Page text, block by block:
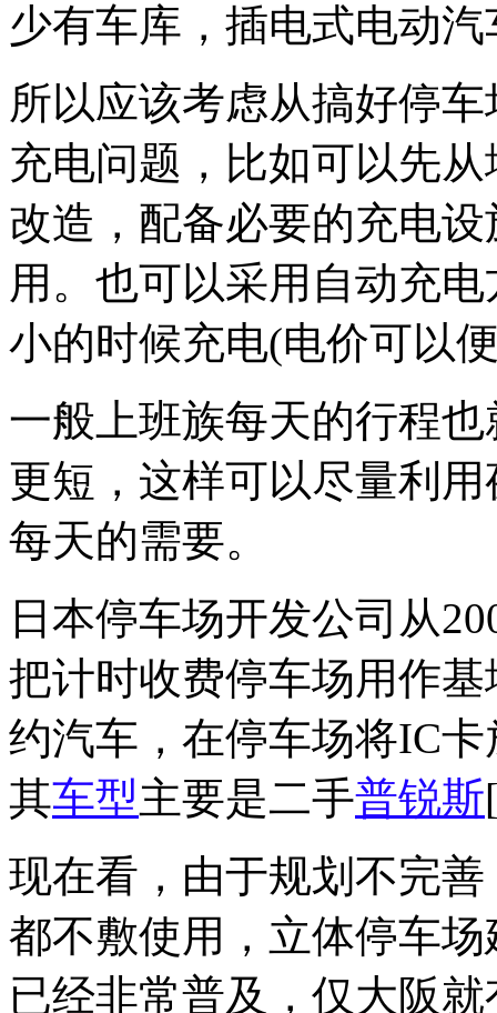
少有车库，插电式电动
所以应该考虑从搞好停
充电问题，比如可以先
改造，配备必要的充电
用。也可以采用自动充
小的时候充电(电价可以
一般上班族每天的行程
更短，这样可以尽量利
每天的需要。
日本停车场开发公司从
把计时收费停车场用作
约汽车，在停车场将IC
其车型主要是二手普锐斯
现在看，由于规划不完
都不敷使用，立体停车
已经非常普及，仅大阪